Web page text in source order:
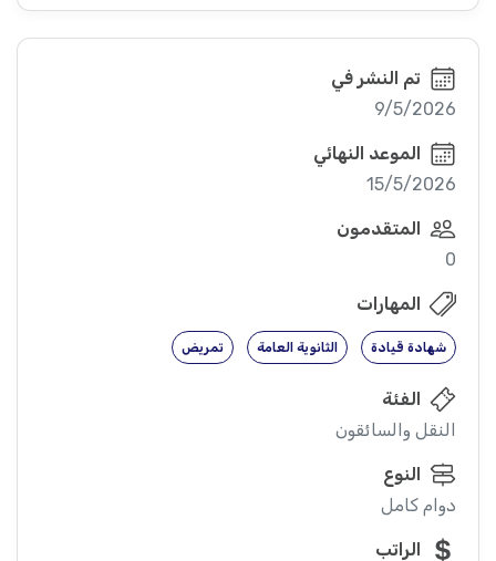
تم النشر في
9/5/2026
الموعد النهائي
15/5/2026
المتقدمون
0
المهارات
شهادة قيادة الثانوية العامة تمريض
الفئة
النقل والسائقون
النوع
دوام كامل
الراتب